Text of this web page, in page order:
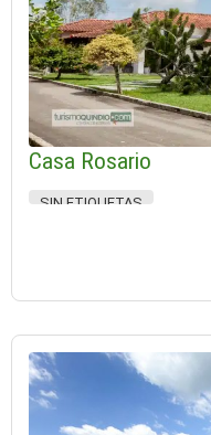
Casa Rosario
SIN ETIQUETAS